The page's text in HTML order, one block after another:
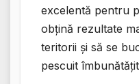
excelentă pentru
obțină rezultate
teritorii și să se
pescuit